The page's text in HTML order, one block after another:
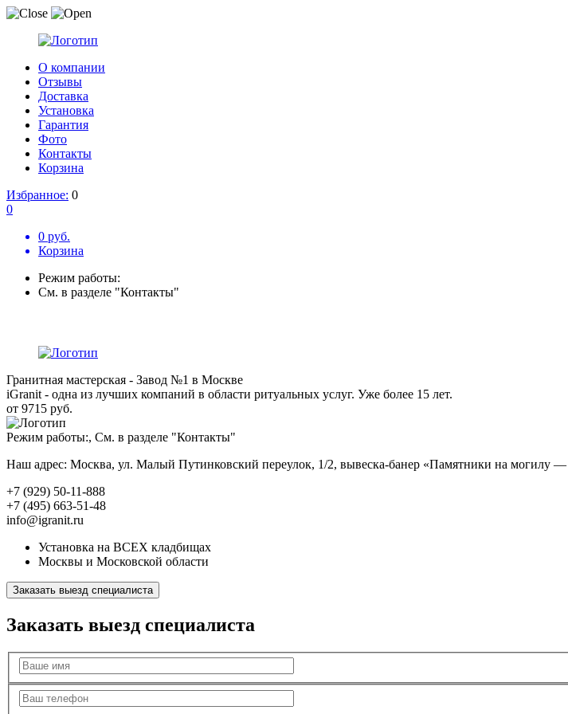
О компании
Отзывы
Доставка
Установка
Гарантия
Фото
Контакты
Корзина
Избранное: 0
0
0 руб.
Корзина
Режим работы:
См. в разделе "Контакты"
Гранитная мастерская - Завод №1 в Москве
iGranit - одна из лучших компаний в области ритуальных услуг. Уже более 15 лет.
от 9715 руб.
Режим работы:, См. в разделе "Контакты"
Наш адрес: Москва, ул. Малый Путинковский переулок, 1/2, вывеска-банер «Памятники на могилу
+7 (929) 50-11-888
+7 (495) 663-51-48
info@igranit.ru
Установка на ВСЕХ кладбищах
Москвы и Московской области
Заказать выезд специалиста
Заказать выезд специалиста